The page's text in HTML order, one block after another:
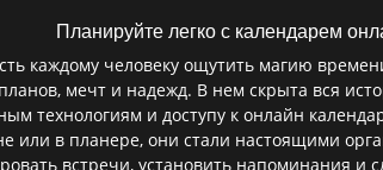
Планируйте легко с календарем
каждому человеку ощутить магию
мечт и надежд. В нем скрыта вся
технологиям и доступу к онлайн
или в планере, они стали настоящими
встречи, установить напоминания